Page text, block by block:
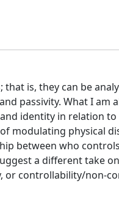
is, they can be
passivity. What I am
identity in relation
modulating physical
between who
a different take
controllability/non-